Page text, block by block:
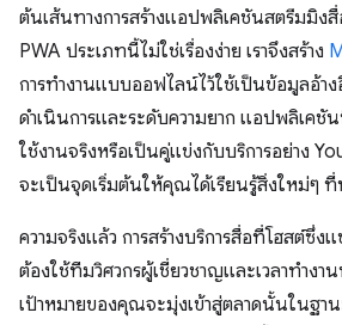
ต้นเส้นทางการสร้างแอปพลิเคชันสตรีมมิงสื่
PWA ประเภทนี้ไม่ใช่เรื่องง่าย เราจึงสร้าง
การทำงานแบบออฟไลน์ไว้ใช้เป็นข้อมูลอ้า
ดำเนินการและระดับความยาก แอปพลิเค
ใช้งานจริงหรือเป็นคู่แข่งกับบริการอย่าง
จะเป็นจุดเริ่มต้นให้คุณได้เรียนรู้สิ่งใหม่ๆ ที่
ความจริงแล้ว การสร้างบริการสื่อที่โฮสต์ซึ่
ต้องใช้ทีมวิศวกรผู้เชี่ยวชาญและเวลาทำงา
เป้าหมายของคุณจะมุ่งเข้าสู่ตลาดนั้นในฐา